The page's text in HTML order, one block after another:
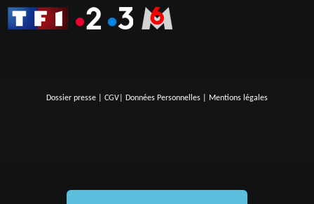
Dossier presse CGV Données Personnelles Mentions légales